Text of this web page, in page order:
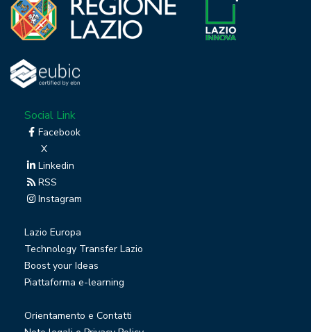
Social Link
Facebook
X
Linkedin
RSS
Instagram
Lazio Europa
Technology Transfer Lazio
Boost your Ideas
Piattaforma e-learning
Orientamento e Contatti